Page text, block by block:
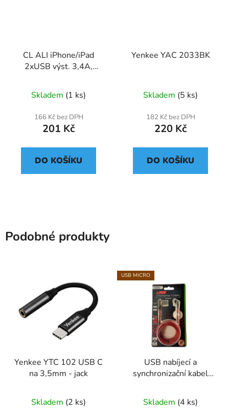
CL ALI iPhone/iPad
2xUSB výst. 3,4A,
Skladem (1 ks)
166 Kč bez DPH
201 Kč
DO KOŠÍKU
Yenkee YAC 2033BK
Skladem (5 ks)
182 Kč bez DPH
220 Kč
DO KOŠÍKU
Podobné produkty
Yenkee YTC 102 USB C
na 3,5mm - jack
Skladem (2 ks)
USB MICRO
USB nabíjecí a
synchronizační kabel
USB
Skladem (4 ks)